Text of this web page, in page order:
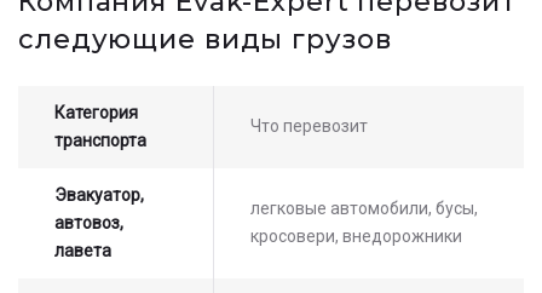
следующие виды грузов
Категория
транспорта
Что перевозит
Эвакуатор,
автовоз,
лавета
легковые автомобили, бусы,
кросовери, внедорожники
стоимости услуг с нашим
оператором